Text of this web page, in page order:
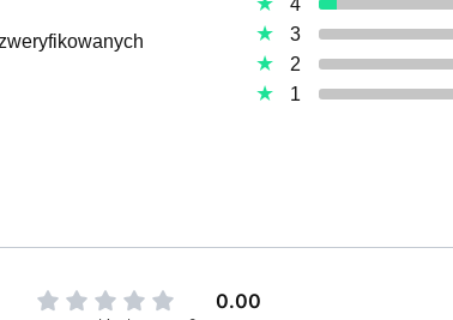
4
3
2
1
0.00